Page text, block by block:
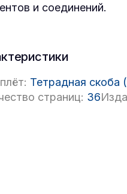
и соединений.
Тетрадная скоба
страниц: 36